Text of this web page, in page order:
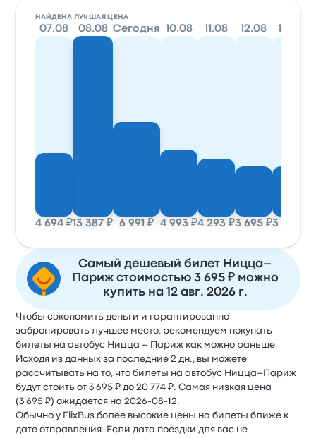
НАЙДЕНА ЛУЧШАЯ ЦЕНА
07.08
4 694 ₽
08.08
13 387 ₽
Сегодня
6 991 ₽
10.08
4 993 ₽
11.08
4 293 ₽
12.08
3 695 ₽
13.08
3 695 ₽
Самый дешевый билет Ницца–
Париж стоимостью 3 695 ₽ можно
купить на 12 авг. 2026 г.
Чтобы сэкономить деньги и гарантированно
забронировать лучшее место, рекомендуем покупать
билеты на автобус Ницца – Париж как можно раньше.
Исходя из данных за последние 2 дн., вы можете
рассчитывать на то, что билеты на автобус Ницца–Париж
будут стоить от 3 695 ₽ до 20 774 ₽. Самая низкая цена
(3 695 ₽) ожидается на 2026-08-12.
Обычно у FlixBus более высокие цены на билеты ближе к
дате отправления. Если дата поездки для вас не